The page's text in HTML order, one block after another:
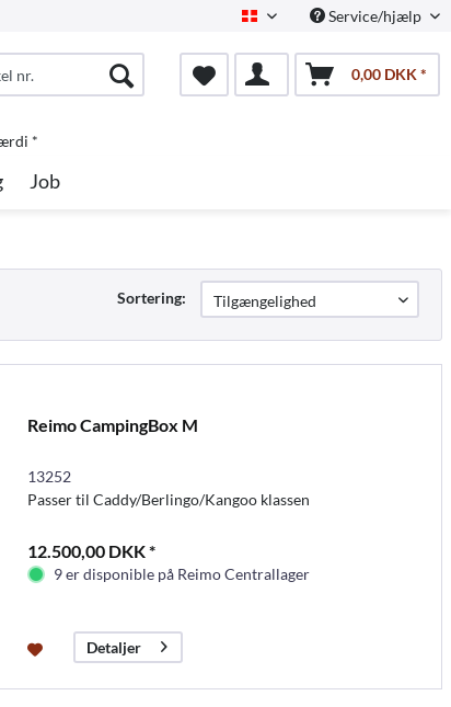
Dansk Service/hjælp
0,00 DKK *
*
Job
Sortering:
Reimo CampingBox M
13252
Passer til Caddy/Berlingo/Kangoo klassen
12.500,00 DKK *
9 er disponible på Reimo Centrallager
Detaljer